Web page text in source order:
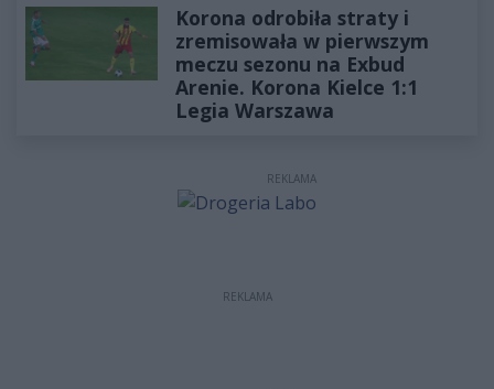
Korona odrobiła straty i
zremisowała w pierwszym
meczu sezonu na Exbud
Arenie. Korona Kielce 1:1
Legia Warszawa
REKLAMA
REKLAMA